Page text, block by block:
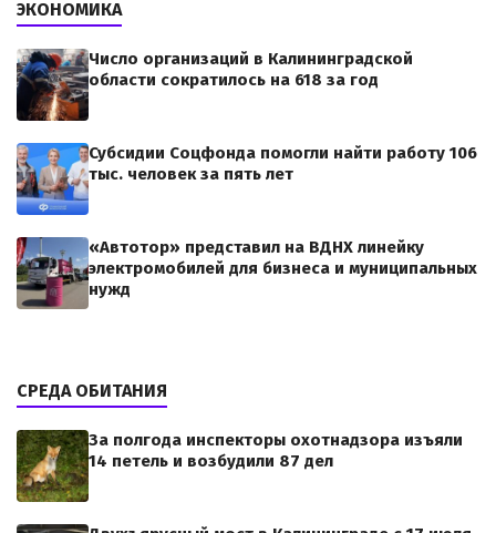
ЭКОНОМИКА
Число организаций в Калининградской
области сократилось на 618 за год
Субсидии Соцфонда помогли найти работу 106
тыс. человек за пять лет
«Автотор» представил на ВДНХ линейку
электромобилей для бизнеса и муниципальных
нужд
СРЕДА ОБИТАНИЯ
За полгода инспекторы охотнадзора изъяли
14 петель и возбудили 87 дел